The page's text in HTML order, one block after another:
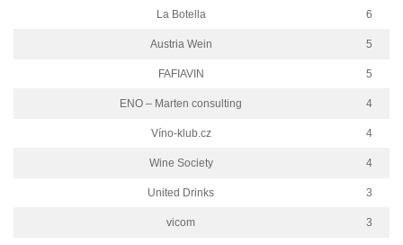
La Botella 6
Austria Wein 5
FAFIAVIN 5
ENO – Marten consulting 4
Víno-klub.cz 4
Wine Society 4
United Drinks 3
vicom 3